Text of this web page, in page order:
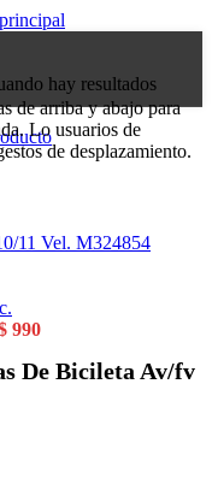
hay resultados
de arriba y abajo para
Lo usuarios de
de desplazamiento.
11 Vel. M324854
990
De Bicileta Av/fv